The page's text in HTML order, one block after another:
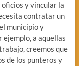
y vincular la
contratar un
municipio y
ejemplo, a aquellas
creemos que
de los punteros y